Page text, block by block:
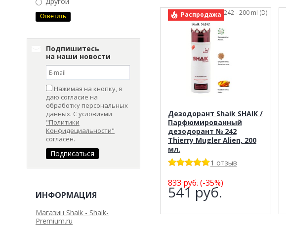
Подпишитесь
на наши новости
Нажимая на кнопку, я
даю согласие на
обработку персональных
данных. С условиями
"Политики
Конфидециальности"
согласен.
ИНФОРМАЦИЯ
Магазин Shaik - Shaik-
Premium.ru
Распродажа
арт.: Shaik 242 - 200 ml (D)
Дезодорант Shaik SHAIK /
Парфюмированный
дезодорант № 242
Thierry Mugler Alien, 200
мл.
1 отзыв
833руб.(-35%)
541 руб.